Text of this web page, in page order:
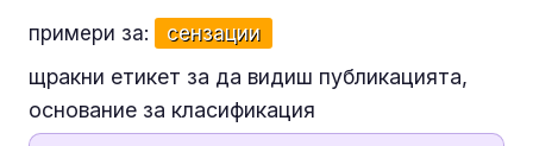
примери за: сензации
щракни етикет за да видиш публикацията,
основание за класификация